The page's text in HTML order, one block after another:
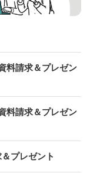
料請求＆プレゼン
料請求＆プレゼン
プレゼント